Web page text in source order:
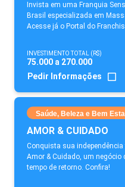
Invista em uma Franquia
Brasil especializada em
Acesse já o Portal do
INVESTIMENTO TOTAL (R$)
75.000 a 270.000
Pedir Informações
Saúde, Beleza e Bem
AMOR & CUIDADO
Conquista sua
Amor & Cuidado, um
tempo de retorno. Confira!